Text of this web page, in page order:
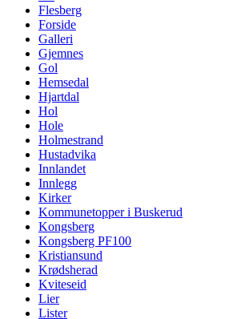
Flesberg
Forside
Galleri
Gjemnes
Gol
Hemsedal
Hjartdal
Hol
Hole
Holmestrand
Hustadvika
Innlandet
Innlegg
Kirker
Kommunetopper i Buskerud
Kongsberg
Kongsberg PF100
Kristiansund
Krødsherad
Kviteseid
Lier
Lister